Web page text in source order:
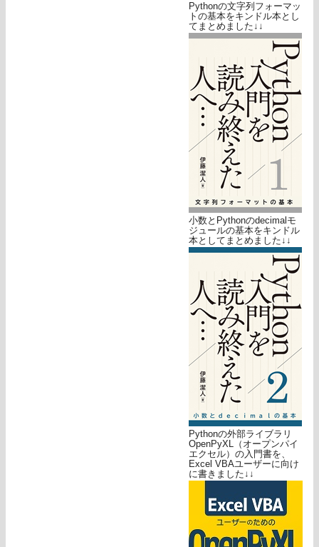
Pythonの文字列フォーマッ
トの基本をキンドル本とし
てまとめました↓↓
小数とPythonのdecimalモ
ジュールの基本をキンドル
本としてまとめました↓↓
Pythonの外部ライブラリ
OpenPyXL（オープンパイ
エクセル）の入門書を、
Excel VBAユーザーに向け
に書きました↓↓